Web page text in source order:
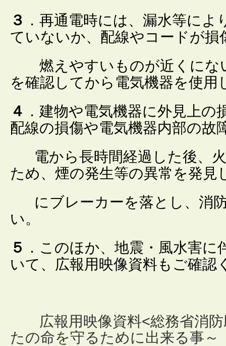
３ ．再通電時には、漏水等に
ていないか、配線やコードが損
燃えやすいものが近くにな
を確認してから電気機器を使用
４ ．建物や電気機器に外見上
配線の損傷や電気機器内部の故
電から長時間経過した後、
ため、煙の発生等の異常を発見
にブレーカーを落とし、消
い。
５ ．このほか、地震・風水害に
いて、広報用映像資料もご確認
広報用映像資料<総務省消防
たの命を守るために出来る事～